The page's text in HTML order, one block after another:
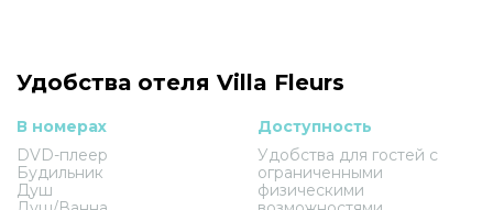
Удобства отеля Villa Fleurs
В номерах
DVD-плеер
Будильник
Душ
Доступность
Удобства для гостей с
ограниченными
физическими